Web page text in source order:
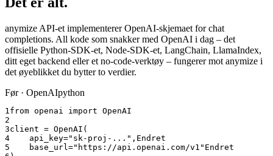
anymize API-et implementerer OpenAI-skjemaet for chat
completions. All kode som snakker med OpenAI i dag – det
offisielle Python-SDK-et, Node-SDK-et, LangChain, LlamaIndex,
ditt eget backend eller et no-code-verktøy – fungerer mot anymize i
det øyeblikket du bytter to verdier.
Før · OpenAIpython
1 from openai import OpenAI
2
3client = OpenAI(
4
    api_key="sk-proj-...",
Endret
5
    base_url="https://api.openai.com/v1"
Endret